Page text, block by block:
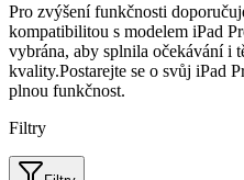
Pro zvýšení funkčnosti
kompatibilitou s modelem iPad
vybrána, aby splnila očekávání i
kvality.Postarejte se o svůj iPad
plnou funkčnost.
Filtry